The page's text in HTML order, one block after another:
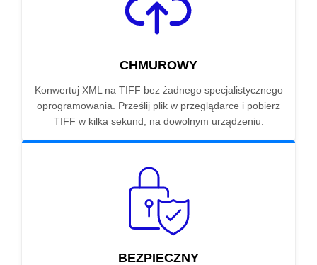
CHMUROWY
Konwertuj XML na TIFF bez żadnego specjalistycznego
oprogramowania. Prześlij plik w przeglądarce i pobierz
TIFF w kilka sekund, na dowolnym urządzeniu.
BEZPIECZNY